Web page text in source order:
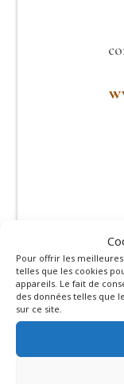
Pour offrir les
telles que les cookies
appareils. Le fait de
des données telles que
sur ce site.